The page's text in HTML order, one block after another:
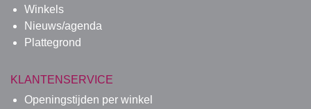
Winkels
Nieuws/agenda
Plattegrond
KLANTENSERVICE
Openingstijden per winkel